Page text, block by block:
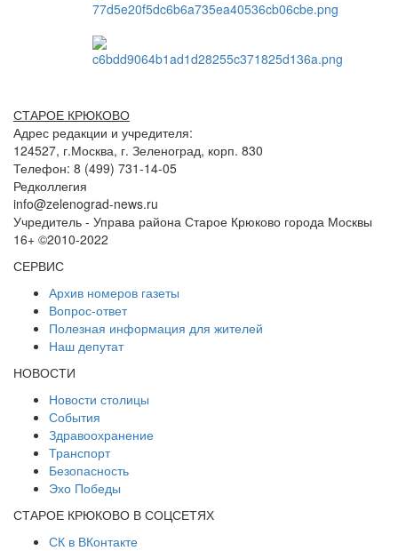
СТАРОЕ КРЮКОВО
Адрес редакции и учредителя:
124527, г.Москва, г. Зеленоград, корп. 830
Телефон: 8 (499) 731-14-05
Редколлегия
info@zelenograd-news.ru
Учредитель - Управа района Старое Крюково города Москвы
16+ ©2010-2022
СЕРВИС
Архив номеров газеты
Вопрос-ответ
Полезная информация для жителей
Наш депутат
НОВОСТИ
Новости столицы
События
Здравоохранение
Транспорт
Безопасность
Эхо Победы
СТАРОЕ КРЮКОВО В СОЦСЕТЯХ
СК в ВКонтакте